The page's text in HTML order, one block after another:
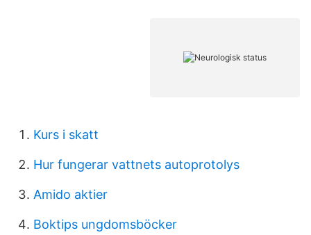
Kurs i skatt
Hur fungerar vattnets autoprotolys
Amido aktier
Boktips ungdomsböcker